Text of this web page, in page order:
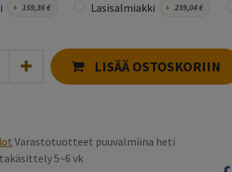
+ 159,36€ Lasisalmiakki + 239,04€
LISÄÄ OSTOSKORIIN
Varastotuotteet puuvalmiina heti
5~6 vk